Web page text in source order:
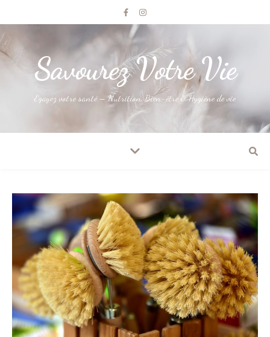
Savourez Votre Vie
Egayez votre santé – Nutrition, Bien-être & Hygiène de vie